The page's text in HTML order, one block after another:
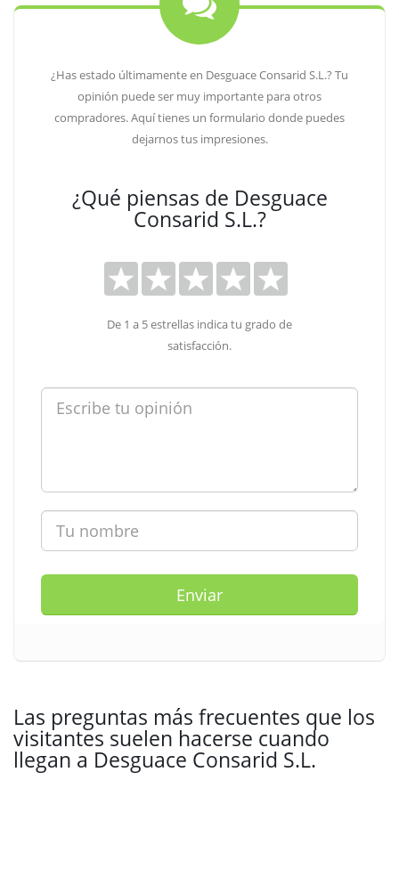
¿Has estado últimamente en Desguace Consarid S.L.? Tu
opinión puede ser muy importante para otros
compradores. Aquí tienes un formulario donde puedes
dejarnos tus impresiones.
¿Qué piensas de Desguace
Consarid S.L.?
De 1 a 5 estrellas indica tu grado de
satisfacción.
Enviar
Las preguntas más frecuentes que los
visitantes suelen hacerse cuando
llegan a Desguace Consarid S.L.